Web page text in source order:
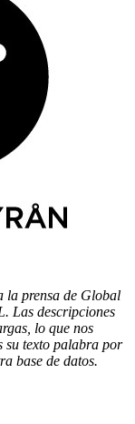
la prensa de Global
Las descripciones
lo que nos
su texto palabra por
base de datos.